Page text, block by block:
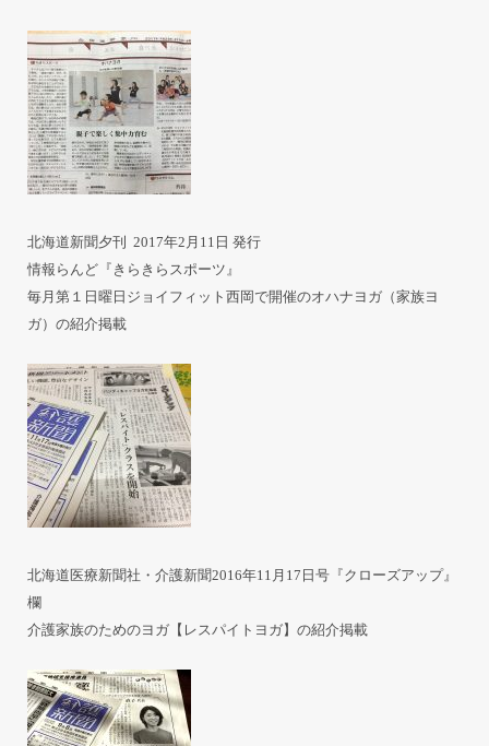
北海道新聞夕刊 2017年2月11日 発行
情報らんど『きらきらスポーツ』
毎月第１日曜日ジョイフィット西岡で開催のオハナヨガ（家族ヨ
ガ）の紹介掲載
北海道医療新聞社・介護新聞2016年11月17日号『クローズアップ』
欄
介護家族のためのヨガ【レスパイトヨガ】の紹介掲載